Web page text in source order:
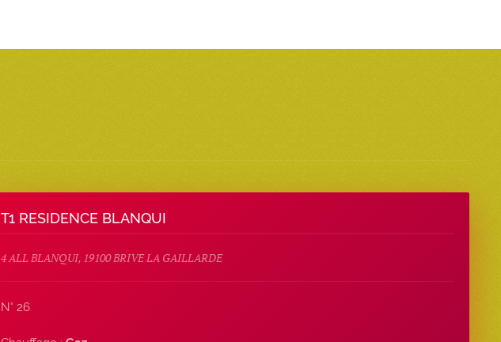
T1 RESIDENCE BLANQUI
4 ALL BLANQUI, 19100 BRIVE LA GAILLARDE
N° 26